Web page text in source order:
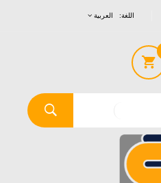
اللغة: العربية